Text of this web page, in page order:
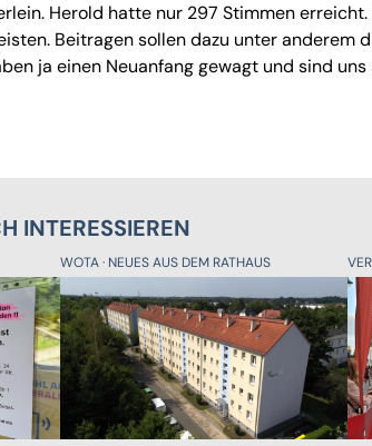
Herold hatte nur 297 Stimmen
Beitragen sollen dazu unter anderem
ja einen Neuanfang gewagt und sind uns
INTERESSIEREN
WOTA NEUES AUS DEM RATHAUS